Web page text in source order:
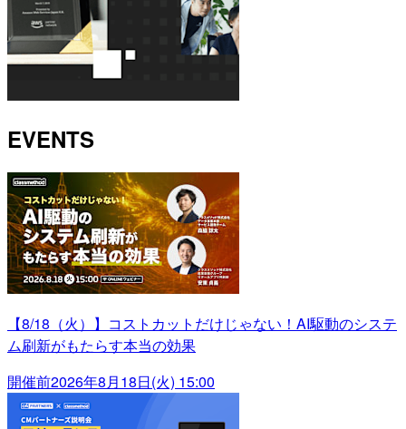
EVENTS
【8/18（火）】コストカットだけじゃない！AI駆動のシステ
ム刷新がもたらす本当の効果
開催前2026年8月18日(火) 15:00